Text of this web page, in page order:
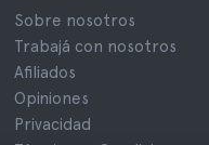
Sobre nosotros
Trabajá con nosotros
Afiliados
Opiniones
Privacidad